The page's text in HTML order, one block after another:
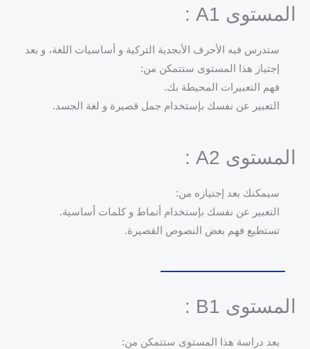
المستوى A1 :
ستدرس فيه الأحرف الأبجدية التركية و أساسيات اللغة، و بعد
إجتياز هذا المستوى ستتمكن من:
فهم التعبيرات المحيطة بك.
التعبير عن نفسك بإستخدام جمل قصيرة و لغة الجسد.
المستوى A2 :
سيمكنك بعد إجتيازه من:
التعبير عن نفسك بإستخدام أنماط و كلمات أساسية.
تستطيع فهم بعض النصوص القصيرة.
المستوى B1 :
بعد دراسة هذا المستوى ستتمكن من: